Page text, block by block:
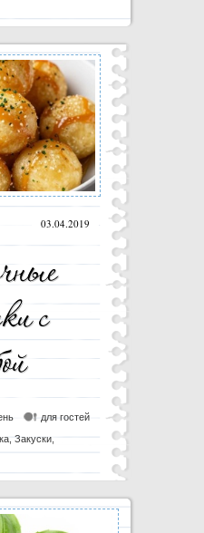
03.04.2019
для гостей
, Закуски,